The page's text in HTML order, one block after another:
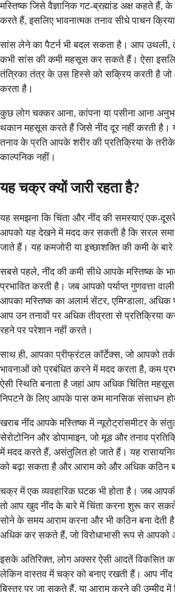
मस्तिष्क जिसे वैज्ञानिक गट-ब्रह्मांड अक्ष कहते हैं, के
करते हैं, इसलिए भावनात्मक तनाव सीधे पाचन
सांस लेने का पैटर्न भी बदल सकता है। आप
कभी सांस की कमी महसूस कर सकते हैं। ऐसा
तंत्रिका तंत्र के उस हिस्से को सक्रिय करती है जो
करता है।
कुछ लोग चक्कर आना, कांपना या पसीना आना
थकान महसूस करते हैं जिसे नींद दूर नहीं करती है।
तनाव के प्रति आपके शरीर की प्रतिक्रिया के
काल्पनिक नहीं।
यह चक्र क्यों जारी रहता है?
यह समझना कि चिंता और नींद की समस्याएं एक-
आपको यह देखने में मदद कर सकती है कि सरल
जाते हैं। यह कमजोरी या इच्छाशक्ति की कमी के बारे
सबसे पहले, नींद की कमी सीधे आपके मस्तिष्क के
प्रभावित करती है। जब आपको पर्याप्त गुणवत्ता
आपका मस्तिष्क का अलार्म सेंटर, एमिग्डाला, अधिक
आप उन तनावों पर अधिक तीव्रता से प्रतिक्रिया
रहने पर परेशान नहीं करते।
साथ ही, आपका प्रीफ्रंटल कॉर्टेक्स, जो आपको
भावनाओं को प्रबंधित करने में मदद करता है, कम
ऐसी स्थिति बनाता है जहां आप अधिक चिंतित
निपटने के लिए आपके पास कम मानसिक संसाधन
खराब नींद आपके मस्तिष्क में न्यूरोट्रांसमीटर के
सेरोटोनिन और डोपामाइन, जो मूड और तनाव
में मदद करते हैं, असंतुलित हो जाते हैं। यह
को बढ़ा सकता है और आराम को और अधिक कठिन
चक्र में एक व्यवहारिक घटक भी होता है। जब
तो आप खुद नींद के बारे में चिंता करना शुरू कर सकते
सोने के समय आराम करना और भी कठिन बना देती
अधिक कर सकते हैं, जो विरोधाभासी रूप से आपको
इसके अतिरिक्त, लोग अक्सर ऐसी आदतें विकसित
लेकिन वास्तव में चक्र को बनाए रखती हैं। आप नींद
बिस्तर पर जा सकते हैं, या आराम करने की उम्मीद में